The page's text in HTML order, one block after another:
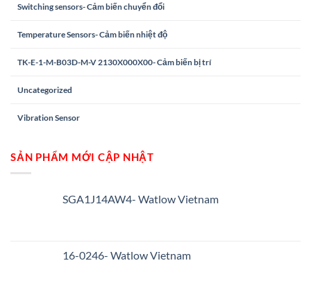
Switching sensors- Cảm biến chuyển đổi
Temperature Sensors- Cảm biến nhiệt độ
TK-E-1-M-B03D-M-V 2130X000X00- Cảm biến bị trí
Uncategorized
Vibration Sensor
SẢN PHẨM MỚI CẬP NHẬT
SGA1J14AW4- Watlow Vietnam
16-0246- Watlow Vietnam